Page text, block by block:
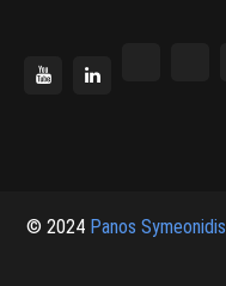
© 2024 Panos Symeonidis